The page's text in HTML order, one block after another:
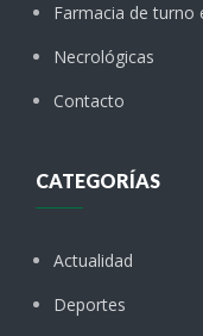
Farmacia de turno
Necrológicas
Contacto
CATEGORÍAS
Actualidad
Deportes